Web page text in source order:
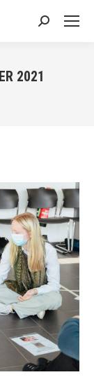
Search:
2021